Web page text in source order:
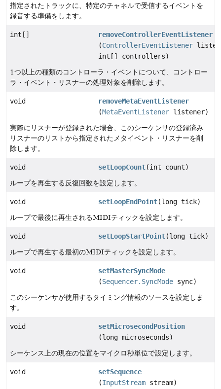
指定されたトラックに、特定のチャネルで受信するイベントを
録音する準備をします。
int[]
removeControllerEventListener
(ControllerEventListener
int[] controllers)
1つ以上の種類のコントローラ・イベントについて、コントロー
ラ・イベント・リスナーの処理対象を削除します。
void
removeMetaEventListener
(MetaEventListener listener)
実際にリスナーが登録された場合、このシーケンサの登録済み
リスナーのリストから指定されたメタイベント・リスナーを削
除します。
void setLoopCount(int count)
ループを再生する反復回数を設定します。
void setLoopEndPoint(long tick)
ループで最後に再生されるMIDIティックを設定します。
void setLoopStartPoint(long tick)
ループで再生する最初のMIDIティックを設定します。
void
setMasterSyncMode
(Sequencer.SyncMode sync)
このシーケンサが使用するタイミング情報のソースを設定しま
す。
void
setMicrosecondPosition
(long microseconds)
シーケンス上の現在の位置をマイクロ秒単位で設定します。
void
setSequence
(InputStream stream)